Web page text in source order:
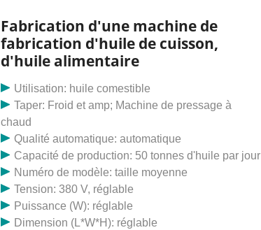
Fabrication d'une machine de
fabrication d'huile de cuisson,
d'huile alimentaire
Utilisation: huile comestible
Taper: Froid et amp; Machine de pressage à
chaud
Qualité automatique: automatique
Capacité de production: 50 tonnes d'huile par jour
Numéro de modèle: taille moyenne
Tension: 380 V, réglable
Puissance (W): réglable
Dimension (L*W*H): réglable